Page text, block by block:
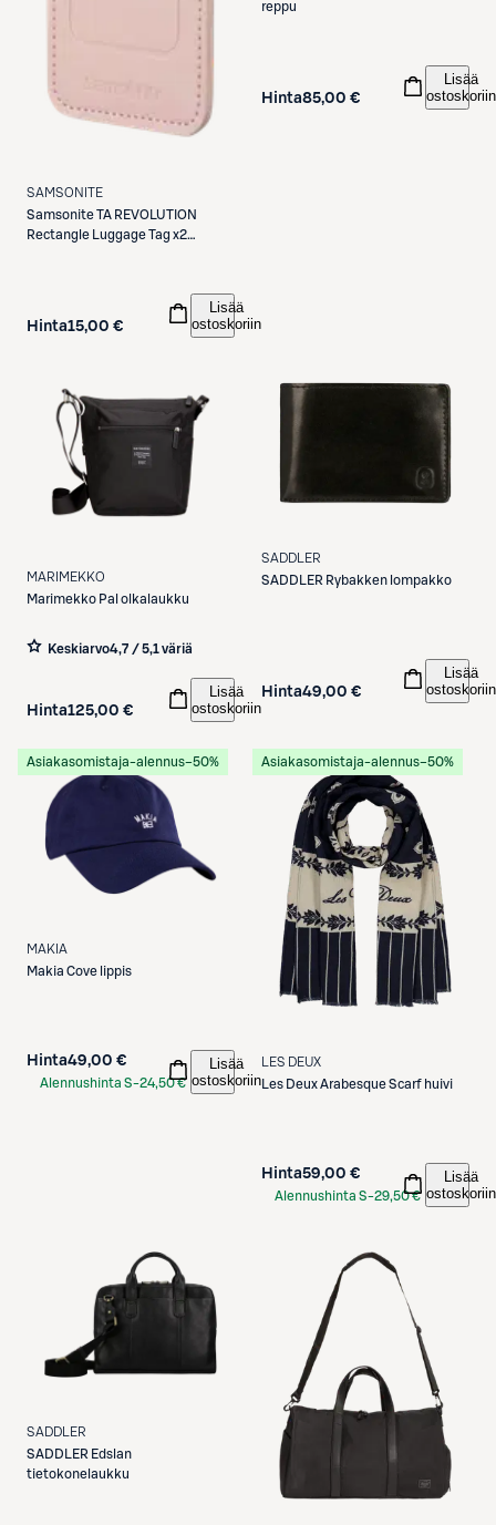
SAMSONITE
SamsoniteTA REVOLUTION
Rectangle Luggage Tag x2
Hinta15,00 €
Lisää
ostoskoriin
reppu
Hinta85,00 €
Lisää
ostoskoriin
MARIMEKKO
Marimekko Pal olkalaukku
Keskiarvo4,7 / 5,1 väriä
Hinta125,00 €
Lisää
ostoskoriin
SADDLER
SADDLER Rybakken lompakko
Hinta49,00 €
Lisää
ostoskoriin
Asiakasomistaja-alennus−50%
MAKIA
Makia Cove lippis
Hinta49,00 €
Alennushinta S-24,50 €
Lisää
ostoskoriin
Asiakasomistaja-alennus−50%
LES DEUX
Les DeuxArabesque Scarf huivi
Hinta59,00 €
Alennushinta S-29,50 €
Lisää
ostoskoriin
SADDLER
SADDLER Edslan
tietokonelaukku